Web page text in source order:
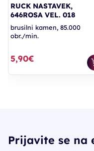
RUCK NASTAVEK,
646ROSA VEL. 018
brusilni kamen, 85.000
obr./min.
5,90€
Prijavite se na